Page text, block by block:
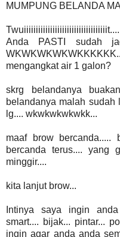
MUMPUNG BELANDA
Anda PASTI sudah
mengangkat air 1 galon?
skrg belandanya
belandanya malah
lg.... wkwkwkwkwkk...
maaf brow bercanda.....
bercanda terus.... yang
minggir....
kita lanjut brow...
Intinya saya ingin
smart.... bijak... pintar...
ingin agar anda anda